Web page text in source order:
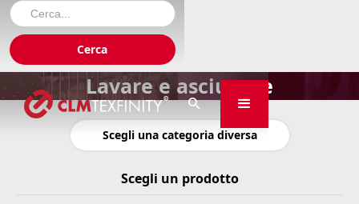

Lavare e asciugare
Scegli una categoria diversa
Scegli un prodotto